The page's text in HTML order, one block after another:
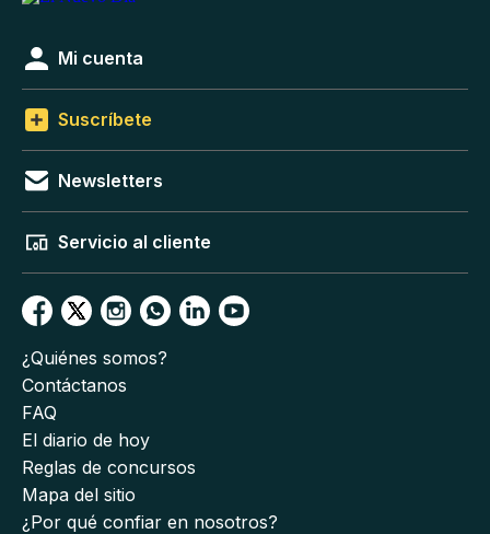
Mi cuenta
Suscríbete
Newsletters
Servicio al cliente
¿Quiénes somos?
Contáctanos
FAQ
El diario de hoy
Reglas de concursos
Mapa del sitio
¿Por qué confiar en nosotros?